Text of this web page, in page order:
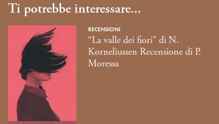
Ti potrebbe interessare...
RECENSIONI
“La valle dei fiori” di N.
Korneliussen Recensione di P.
Moressa